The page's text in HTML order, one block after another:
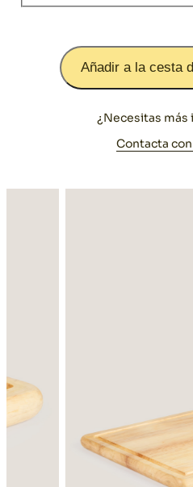
Añadir a la cesta
¿Necesitas más
Contacta